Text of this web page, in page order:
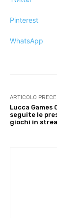
Pinterest
WhatsApp
ARTICOLO
Lucca Games
seguite le
giochi in